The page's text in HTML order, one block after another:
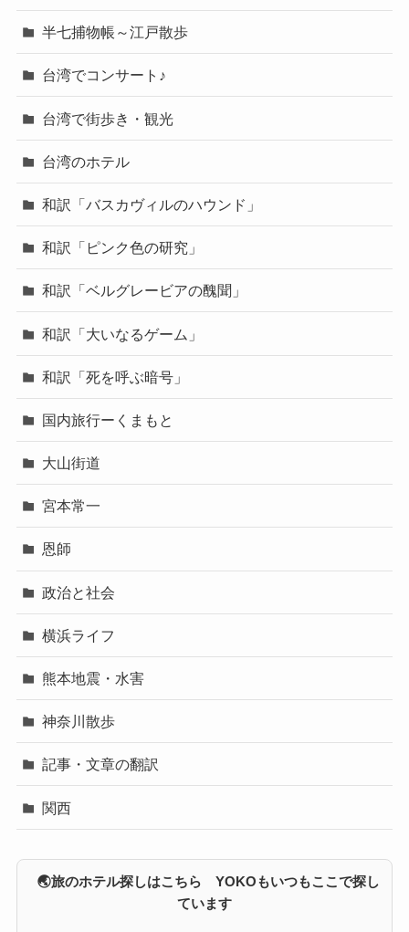
半七捕物帳～江戸散歩
台湾でコンサート♪
台湾で街歩き・観光
台湾のホテル
和訳「バスカヴィルのハウンド」
和訳「ピンク色の研究」
和訳「ベルグレービアの醜聞」
和訳「大いなるゲーム」
和訳「死を呼ぶ暗号」
国内旅行ーくまもと
大山街道
宮本常一
恩師
政治と社会
横浜ライフ
熊本地震・水害
神奈川散歩
記事・文章の翻訳
関西
🌏旅のホテル探しはこちら YOKOもいつもここで探し
ています